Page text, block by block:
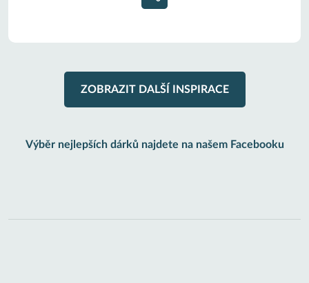
ZOBRAZIT DALŠÍ INSPIRACE
Výběr nejlepších dárků najdete na našem Facebooku